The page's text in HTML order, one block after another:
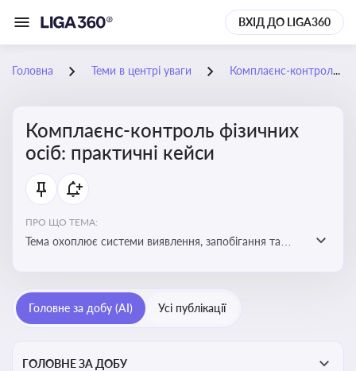
ВХІД ДО LIGA360
Головна Теми в центрі уваги Комплаєнс-контроль фізичних осіб: практичні кейси
Комплаєнс-контроль фізичних
осіб: практичні кейси
ПРО ЩО ТЕМА:
Тема охоплює системи виявлення, запобігання та
Головне за добу (AI) Усі публікації
ГОЛОВНЕ ЗА ДОБУ